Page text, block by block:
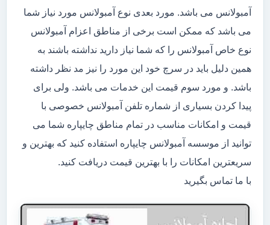
آمبولانس می باشد. مورد بعدی نوع آمبولانس مورد نیاز شما
می باشد که ممکن است برخی از مناطق اعزام آمبولانس
نوع خاص آمبولانس را که شما نیاز دارید نداشته باشند به
همین دلیل باید در سرچ خود این مورد را نیز مد نظر داشته
باشد. و مورد سوم قیمت این خدمات می باشد. ولی برای
پیدا کردن بسیاری از شماره تلفن آمبولانس خصوصی با
قیمت و امکانات مناسب در تمام مناطق چایپاره شما می
توانید از موسسه آمبولانس چایپاره استفاده کنید که بهترین و
سریعترین امکانات را با بهترین قیمت دریافت کنید.
با ما تماس بگیرید